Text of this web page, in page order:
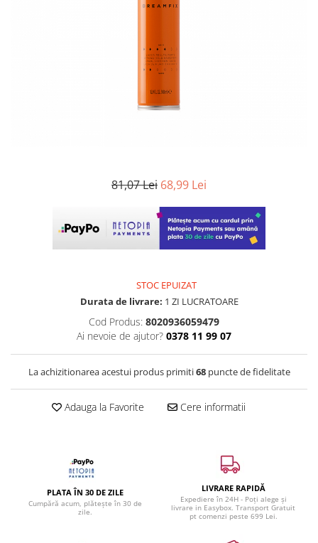
81,07 Lei 68,99 Lei
STOC EPUIZAT
Durata de livrare: 1 ZI LUCRATOARE
Cod Produs: 8020936059479
Ai nevoie de ajutor? 0378 11 99 07
La achizitionarea acestui produs primiti68puncte de fidelitate
Adauga la Favorite Cere informatii
PLATA ÎN 30 DE ZILE
Cumpără acum, plătește în 30 de
zile.
LIVRARE RAPIDĂ
Expediere în 24H - Poți alege și
livrare in Easybox. Transport Gratuit
pt comenzi peste 699 Lei.